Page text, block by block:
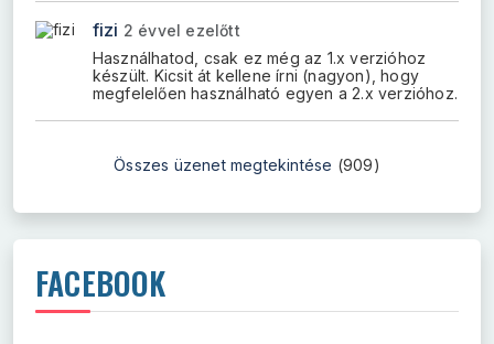
fizi 2 évvel ezelőtt
Használhatod, csak ez még az 1.x verzióhoz
készült. Kicsit át kellene írni (nagyon), hogy
megfelelően használható egyen a 2.x verzióhoz.
Összes üzenet megtekintése (909)
FACEBOOK